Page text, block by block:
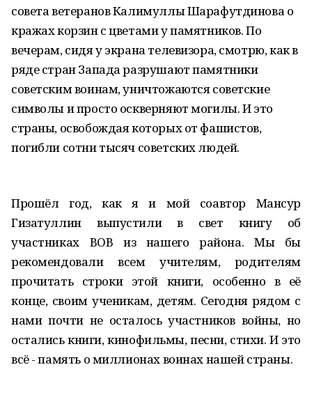
совета ветеранов Калимуллы Шарафутдинова о
кражах корзин с цветами у памятников. По
вечерам, сидя у экрана телевизора, смотрю, как в
ряде стран Запада разрушают памятники
советским воинам, уничтожаются советские
символы и просто оскверняют могилы. И это
страны, освобождая которых от фашистов,
погибли сотни тысяч советских людей.
Прошёл год, как я и мой соавтор Мансур
Гизатуллин выпустили в свет книгу об
участниках ВОВ из нашего района. Мы бы
рекомендовали всем учителям, родителям
прочитать строки этой книги, особенно в её
конце, своим ученикам, детям. Сегодня рядом с
нами почти не осталось участников войны, но
остались книги, кинофильмы, песни, стихи. И это
всё - память о миллионах воинах нашей страны.